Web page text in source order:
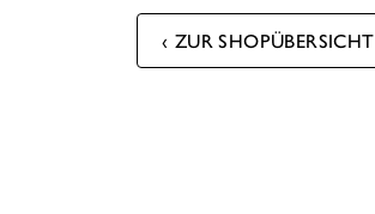
ZUR SHOPÜBERSICHT